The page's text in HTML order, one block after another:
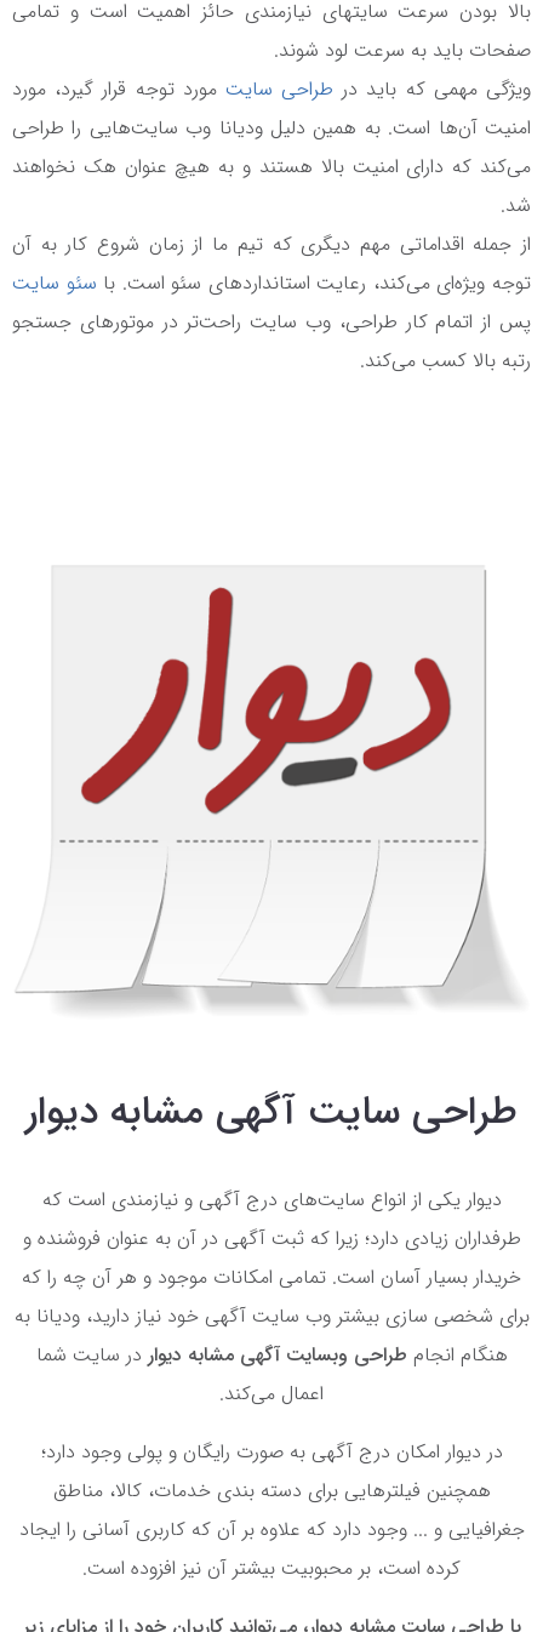
بالا بودن سرعت سایت‎های نیازمندی حائز اهمیت است و تمامی
صفحات باید به سرعت لود شوند.
ویژگی مهمی که باید در طراحی سایت ‎ مورد توجه قرار گیرد، مورد
امنیت آن‌ها است. به همین دلیل ودیانا وب سایت‌هایی را طراحی
می‌کند که دارای امنیت بالا هستند و به هیچ عنوان هک نخواهند
شد.
از جمله اقداماتی مهم دیگری که تیم ما از زمان شروع کار به آن
توجه ویژه‌ای می‌کند، رعایت استانداردهای سئو است. با سئو سایت
پس از اتمام کار طراحی، وب سایت راحت‌تر در موتورهای جستجو
رتبه‌ بالا کسب می‌کند.
طراحی سایت آگهی مشابه دیوار
دیوار یکی از انواع سایت‌های درج آگهی و نیازمندی است که
طرفداران زیادی دارد؛ زیرا که ثبت آگهی در آن به عنوان فروشنده و
خریدار بسیار آسان است. تمامی امکانات موجود و هر آن چه را که
برای شخصی سازی بیشتر وب سایت آگهی خود نیاز دارید، ودیانا به
هنگام انجام طراحی وبسایت آگهی مشابه دیوار در سایت شما
اعمال می‌کند.
در دیوار امکان درج آگهی به صورت رایگان و پولی وجود دارد؛
همچنین فیلترهایی برای دسته بندی خدمات، کالا، مناطق
جغرافیایی و ... وجود دارد که علاوه بر آن که کاربری آسانی را ایجاد
کرده است، بر محبوبیت بیشتر آن نیز افزوده است.